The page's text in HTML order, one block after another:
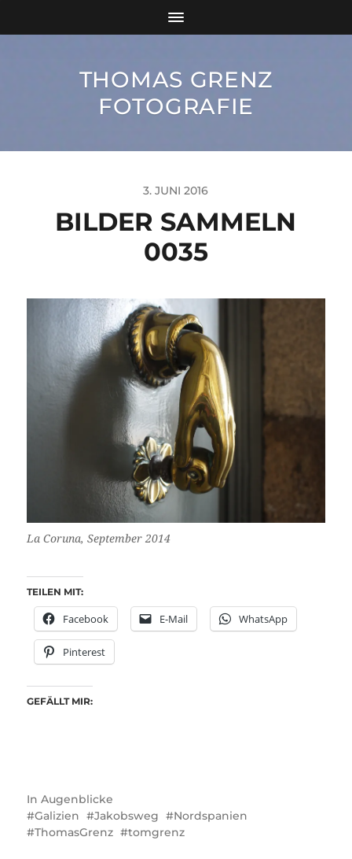
THOMAS GRENZ
FOTOGRAFIE
3. JUNI 2016
BILDER SAMMELN
0035
La Coruna, September 2014
TEILEN MIT:
Facebook E-Mail WhatsApp
Pinterest
GEFÄLLT MIR:
In Augenblicke
Galizien
Jakobsweg
Nordspanien
ThomasGrenz
tomgrenz